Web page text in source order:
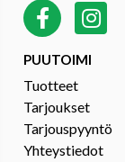
PUUTOIMI
Tuotteet
Tarjoukset
Tarjouspyyntö
Yhteystiedot